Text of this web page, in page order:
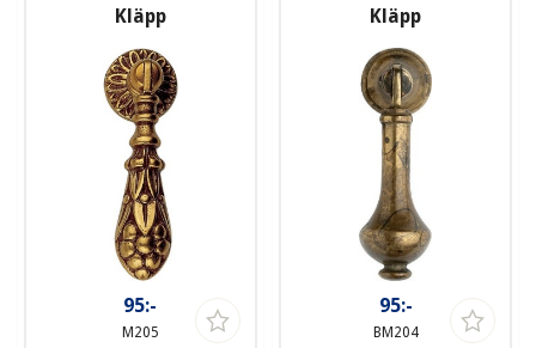
Kläpp
95:-
M205
Kläpp
95:-
BM204